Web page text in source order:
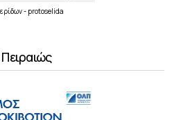
- protoselida